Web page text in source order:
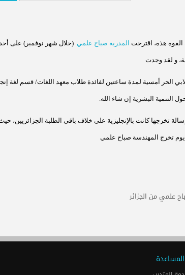
هذه، اقترحت المدربة صباح علمي (خلال شهر نوفمبر) على
و لقد وجدت
الحر أمسية لمدة ساعتين لفائدة طلاب معهد اللغات/ قسم لغة
التنمية البشرية إن شاء الله.
تخرجها كانت بالإنجليزية على خلاف باقي الطلبة الجزائريين،
تخرج المهندسة صباح علمي
علمي من الجزائر